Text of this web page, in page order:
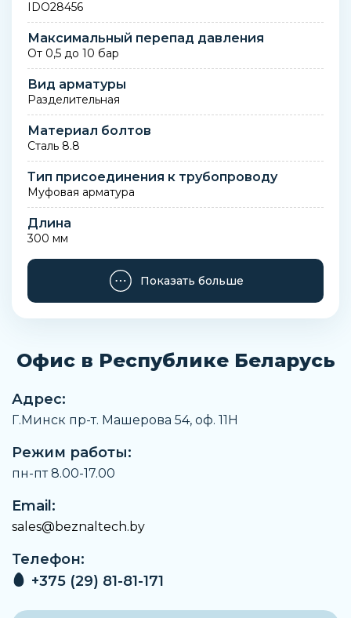
IDO28456
Максимальный перепад давления
От 0,5 до 10 бар
Вид арматуры
Разделительная
Материал болтов
Сталь 8.8
Тип присоединения к трубопроводу
Муфовая арматура
Длина
300 мм
Ширина
Высота
Положение установки
Вес
Материал крышки
Марка материала корпуса
GJS-400–15 / 0.7040
Максимальная рабочая температура
198 °C
Стандарты присоединения
Показать больше
Офис в Республике Беларусь
Адрес:
Г.Минск пр-т. Машерова 54, оф. 11H
Режим работы:
пн-пт 8.00-17.00
Email:
sales@beznaltech.by
Телефон:
+375 (29) 81-81-171